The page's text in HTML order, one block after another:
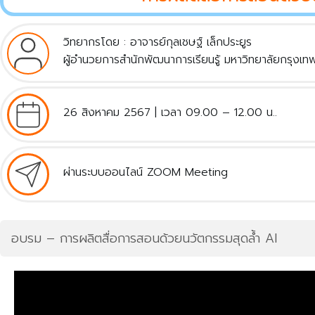
วิทยากรโดย : อาจารย์กุลเชษฐ์ เล็กประยูร
ผู้อำนวยการสำนักพัฒนาการเรียนรู้ มหาวิทยาลัยกรุงเท
26 สิงหาคม 2567 | เวลา 09.00 – 12.00 น..
ผ่านระบบออนไลน์ ZOOM Meeting
อบรม – การผลิตสื่อการสอนด้วยนวัตกรรมสุดล้ำ AI